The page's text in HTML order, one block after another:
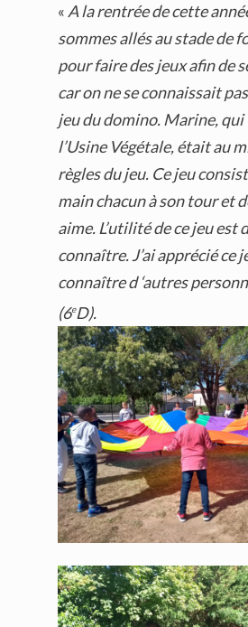
« A la rentrée de cette
sommes allés au stade de
pour faire des jeux afin de
car on ne se connaissait
jeu du domino. Marine,
l’Usine Végétale, était au
règles du jeu. Ce jeu
main chacun à son tour et
aime. L’utilité de ce jeu est
connaître. J’ai apprécié ce
connaître d ‘autres
(6eD).